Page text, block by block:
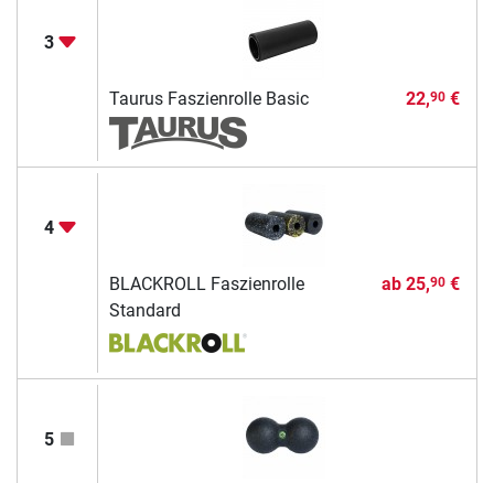
3
Taurus Faszienrolle Basic 22,90€
4
BLACKROLL Faszienrolle
Standard
ab 25,90€
5